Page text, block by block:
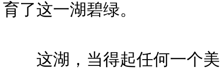
育了这一湖碧绿。
这湖，当得起任何一个美